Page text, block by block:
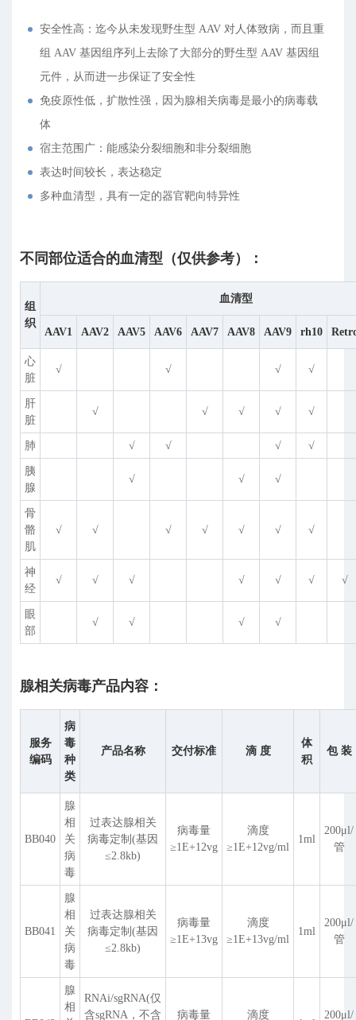
安全性高：迄今从未发现野生型 AAV 对人体致病，而且重
组 AAV 基因组序列上去除了大部分的野生型 AAV 基因组
元件，从而进一步保证了安全性
免疫原性低，扩散性强，因为腺相关病毒是最小的病毒载
体
宿主范围广：能感染分裂细胞和非分裂细胞
表达时间较长，表达稳定
多种血清型，具有一定的器官靶向特异性
不同部位适合的血清型（仅供参考）：
组
织
血清型
AAV1 AAV2 AAV5 AAV6 AAV7 AAV8 AAV9 rh10
心
脏
√ √ √ √
肝
脏
√ √ √ √ √
肺 √ √ √ √
胰
腺
√ √ √
骨
骼
肌
√ √ √ √ √ √ √
神
经
√ √ √ √ √ √ √
眼
部
√ √ √ √
腺相关病毒产品内容：
服务
编码
病
毒
种
类
产品名称 交付标准 滴 度
体
积
包 装
BB040
腺
相
关
病
毒
过表达腺相关
病毒定制(基因
≤2.8kb)
病毒量
≥1E+12vg
滴度
≥1E+12vg/ml
1ml
200μl/
管
BB041
腺
相
关
病
毒
过表达腺相关
病毒定制(基因
≤2.8kb)
病毒量
≥1E+13vg
滴度
≥1E+13vg/ml
1ml
200μl/
管
腺
相
RNAi/sgRNA(仅
含sgRNA，不含
病毒量 滴度 200μl/